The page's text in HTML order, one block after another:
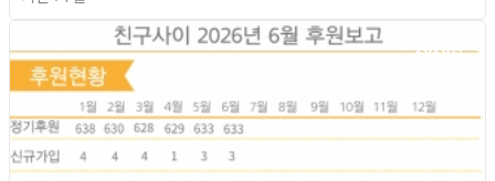
2026년